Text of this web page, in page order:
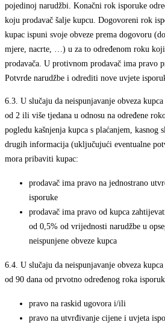
pojedinoj narudžbi. Konačni rok isporuke
koju prodavač šalje kupcu. Dogovoreni rok
kupac ispuni svoje obveze prema dogovoru
mjere, nacrte, …) u za to određenom roku
prodavača. U protivnom prodavač ima pravo
Potvrde narudžbe i odrediti nove uvjete
6.3. U slučaju da neispunjavanje obveza
od 2 ili više tjedana u odnosu na određene
pogledu kašnjenja kupca s plaćanjem, kasnog
drugih informacija (uključujući eventualne
mora pribaviti kupac:
prodavač ima pravo na jednostrano
isporuke
prodavač ima pravo od kupca
od 0,5% od vrijednosti narudžbe u
neispunjene obveze kupca
6.4. U slučaju da neispunjavanje obveza
od 90 dana od prvotno određenog roka
pravo na raskid ugovora i/ili
pravo na utvrđivanje cijene i uvjeta